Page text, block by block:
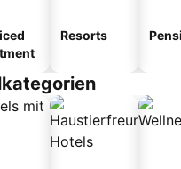
Resorts